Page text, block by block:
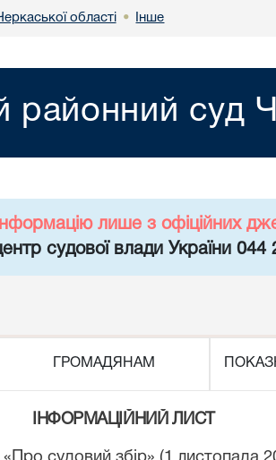
області • Інше
районний суд
лише з офіційних
судової влади України 044
ГРОМАДЯНАМ
ІНФОРМАЦІЙНИЙ ЛИСТ